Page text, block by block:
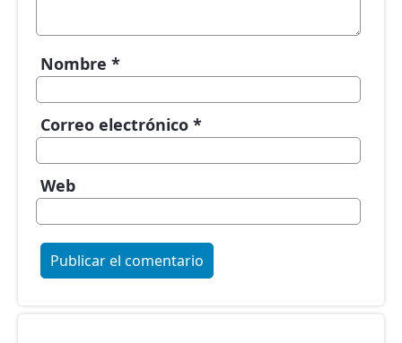
Nombre *
Correo electrónico *
Web